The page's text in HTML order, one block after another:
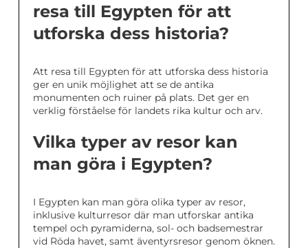
resa till Egypten för att
utforska dess historia?
Att resa till Egypten för att utforska dess historia
ger en unik möjlighet att se de antika
monumenten och ruiner på plats. Det ger en
verklig förståelse för landets rika kultur och arv.
Vilka typer av resor kan
man göra i Egypten?
I Egypten kan man göra olika typer av resor,
inklusive kulturresor där man utforskar antika
tempel och pyramiderna, sol- och badsemestrar
vid Röda havet, samt äventyrsresor genom öknen.